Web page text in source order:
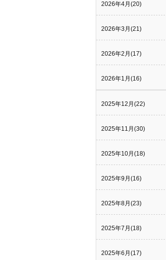
2026年4月(20)
2026年3月(21)
2026年2月(17)
2026年1月(16)
2025年12月(22)
2025年11月(30)
2025年10月(18)
2025年9月(16)
2025年8月(23)
2025年7月(18)
2025年6月(17)